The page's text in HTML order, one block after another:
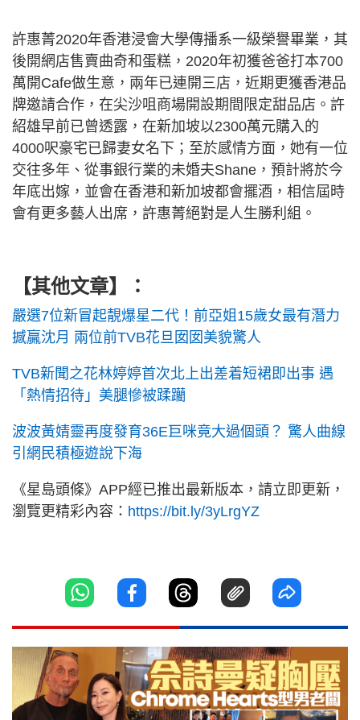
許惠菁2020年香港浸會大學傳播系一級榮譽畢業，其
後開網店售賣曲奇和蛋糕，2020年初獲爸爸打本700
萬開Cafe做生意，兩年已連開三店，近期更獲香港品
牌邀請合作，在尖沙咀商場開設期間限定甜品店。許
紹雄早前已曾透露，在新加坡以2300萬元購入的
4000呎豪宅已歸妻女名下；至於感情方面，她有一位
交往多年、從事銀行業的未婚夫Shane，預計將於今
年底出嫁，並會在香港和新加坡都會擺酒，相信屆時
會有更多藝人出席，許惠菁絕對是人生勝利組。
【其他文章】：
嚴選7位新冒起靚爆星二代！前亞姐15歲女最有潛力
撼贏沈月 兩位前TVB花旦囡囡美貌驚人
TVB新聞之花林婷婷首次北上出差着短裙即出事 遇
「熱情招待」美腿慘被蹂躪
波波黃婧靈再度發育36E巨咪竟大過個頭？ 驚人曲線
引網民積極遊說下海
《星島頭條》APP經已推出最新版本，請立即更新，
瀏覽更精彩內容： https://bit.ly/3yLrgYZ